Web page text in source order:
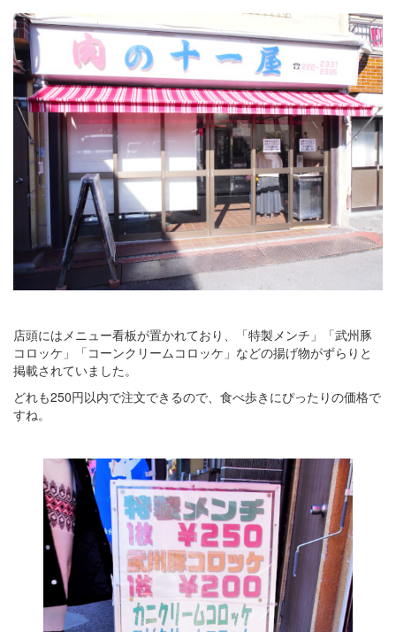
店頭にはメニュー看板が置かれており、「特製メンチ」「武州豚
コロッケ」「コーンクリームコロッケ」などの揚げ物がずらりと
掲載されていました。
どれも250円以内で注文できるので、食べ歩きにぴったりの価格で
すね。